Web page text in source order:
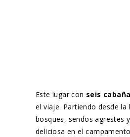
Este lugar con seis
el viaje. Partiendo desde la
bosques, sendos agrestes
deliciosa en el